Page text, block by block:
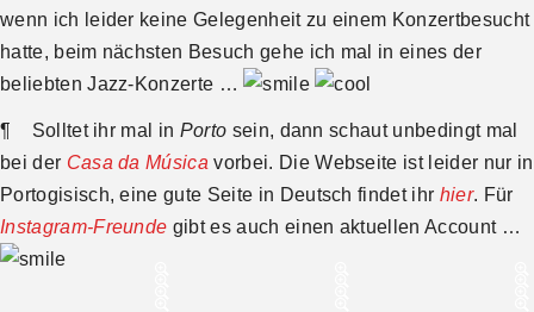
wenn ich leider keine Gelegenheit zu einem Konzertbesucht
hatte, beim nächsten Besuch gehe ich mal in eines der
beliebten Jazz-Konzerte …
¶ Solltet ihr mal in Porto sein, dann schaut unbedingt mal
bei der Casa da Música vorbei. Die Webseite ist leider nur in
Portogisisch, eine gute Seite in Deutsch findet ihr hier. Für
Instagram-Freunde gibt es auch einen aktuellen Account …